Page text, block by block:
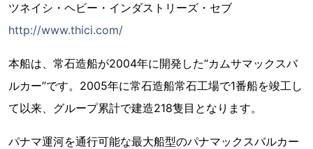
ツネイシ・ヘビー・インダストリーズ・セブ
http://www.thici.com/
本船は、常石造船が2004年に開発した“カムサマックスバ
ルカー”です。2005年に常石造船常石工場で1番船を竣工し
て以来、グループ累計で建造218隻目となります。
パナマ運河を通行可能な最大船型のパナマックスバルカー